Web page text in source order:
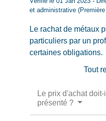
et administrative
Le rachat de métaux
particuliers par un
certaines obligations.
Tout
Le prix d'achat
présenté ?